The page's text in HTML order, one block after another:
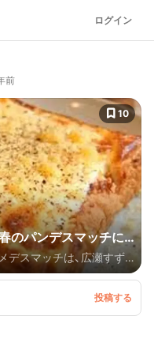
ログイン
前
10
のパンデスマッチに
デスマッチは、広瀬すず
として登場。 昨年の秋の
たことを受けて2回目のパ
マッチ」